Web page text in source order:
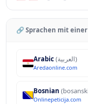
🔗 Sprachen mit
Arabic (العربية)
Aredaonline.com
Bosnian
Onlinepeticija.com